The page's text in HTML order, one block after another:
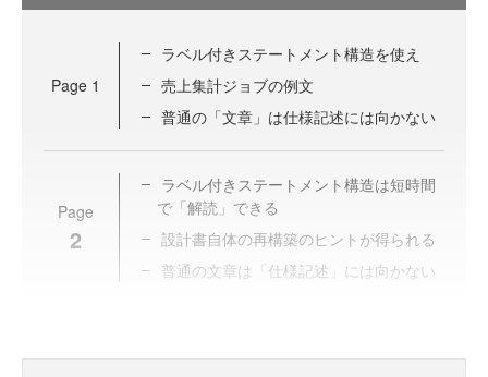
Page 1
ラベル付きステートメント構造を使え
売上集計ジョブの例文
普通の「文章」は仕様記述には向かない
Page
2
ラベル付きステートメント構造は短時間
で「解読」できる
設計書自体の再構築のヒントが得られる
普通の文章は「仕様記述」には向かない